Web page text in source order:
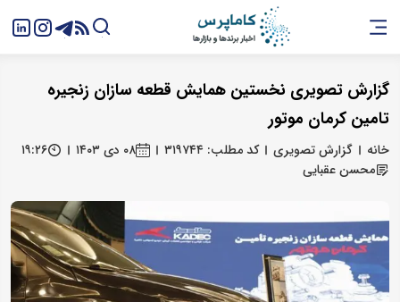
گزارش تصویری نخستین همایش قطعه سازان زنجیره
تامین کرمان موتور
خانه گزارش تصویری کد مطلب: ۳۱۹۷۴۴ ۰۸ دی ۱۴۰۳
۱۹:۲۶
محسن عقبایی